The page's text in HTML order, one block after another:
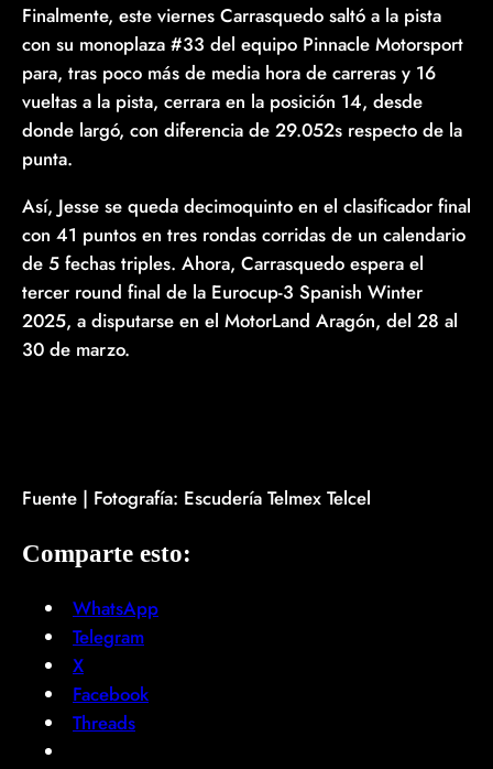
Finalmente, este viernes Carrasquedo saltó a la pista
con su monoplaza #33 del equipo Pinnacle Motorsport
para, tras poco más de media hora de carreras y 16
vueltas a la pista, cerrara en la posición 14, desde
donde largó, con diferencia de 29.052s respecto de la
punta.
Así, Jesse se queda decimoquinto en el clasificador final
con 41 puntos en tres rondas corridas de un calendario
de 5 fechas triples. Ahora, Carrasquedo espera el
tercer round final de la Eurocup-3 Spanish Winter
2025, a disputarse en el MotorLand Aragón, del 28 al
30 de marzo.
Fuente | Fotografía: Escudería Telmex Telcel
Comparte esto:
WhatsApp
Telegram
X
Facebook
Threads